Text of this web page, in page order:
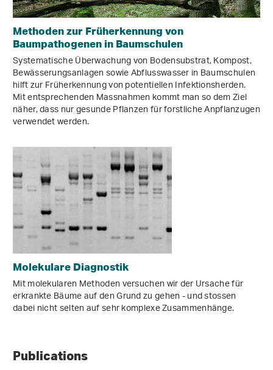
Methoden zur Früherkennung von
Baumpathogenen in Baumschulen
Systematische Überwachung von Bodensubstrat, Kompost,
Bewässerungsanlagen sowie Abflusswasser in Baumschulen
hilft zur Früherkennung von potentiellen Infektionsherden.
Mit entsprechenden Massnahmen kommt man so dem Ziel
näher, dass nur gesunde Pflanzen für forstliche Anpflanzugen
verwendet werden.
Molekulare Diagnostik
Mit molekularen Methoden versuchen wir der Ursache für
erkrankte Bäume auf den Grund zu gehen - und stossen
dabei nicht selten auf sehr komplexe Zusammenhänge.
Publications